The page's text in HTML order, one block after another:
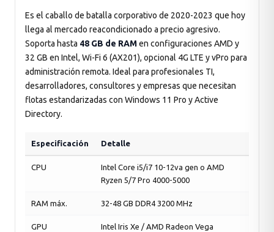
Es el caballo de batalla corporativo de 2020-2023 que hoy
llega al mercado reacondicionado a precio agresivo.
Soporta hasta 48 GB de RAMen configuraciones AMD y
32 GB en Intel, Wi-Fi 6 (AX201), opcional 4G LTE y vPro para
administración remota. Ideal para profesionales TI,
desarrolladores, consultores y empresas que necesitan
flotas estandarizadas con Windows 11 Pro y Active
Directory.
Especificación Detalle
CPU
Intel Core i5/i7 10-12va gen o AMD
Ryzen 5/7 Pro 4000-5000
RAM máx. 32-48 GB DDR4 3200 MHz
GPU
Intel Iris Xe / AMD Radeon Vega